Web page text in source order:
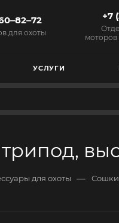
для охоты
+7
моторов
УСЛУГИ
для охоты —